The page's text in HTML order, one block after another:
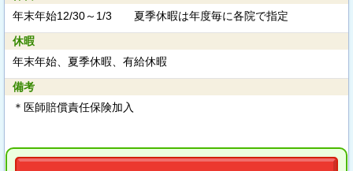
年末年始12/30～1/3 夏季休暇は年度毎に各院で指定
休暇
年末年始、夏季休暇、有給休暇
備考
＊医師賠償責任保険加入